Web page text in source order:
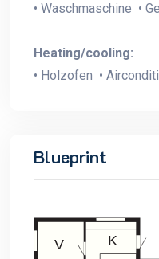
• Waschmaschine •
Heating/cooling:
• Holzofen •
Blueprint